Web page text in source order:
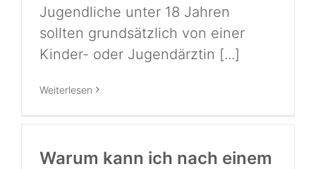
Jugendliche unter 18 Jahren
sollten grundsätzlich von einer
Kinder- oder Jugendärztin [...]
Weiterlesen
Warum kann ich nach einem